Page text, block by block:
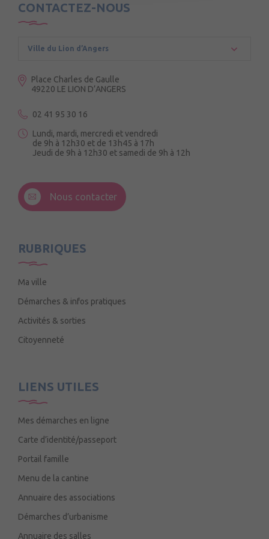
CONTACTEZ-NOUS
Ville du Lion d’Angers
Place Charles de Gaulle
49220 LE LION D’ANGERS
02 41 95 30 16
Lundi, mardi, mercredi et vendredi
de 9h à 12h30 et de 13h45 à 17h
Jeudi de 9h à 12h30 et samedi de 9h à 12h
49220 Andigné
Nous contacter
RUBRIQUES
Ma ville
Démarches & infos pratiques
Activités & sorties
Citoyenneté
LIENS UTILES
Mes démarches en ligne
Carte d’identité/passeport
Portail famille
Menu de la cantine
Annuaire des associations
Démarches d’urbanisme
Annuaire des salles